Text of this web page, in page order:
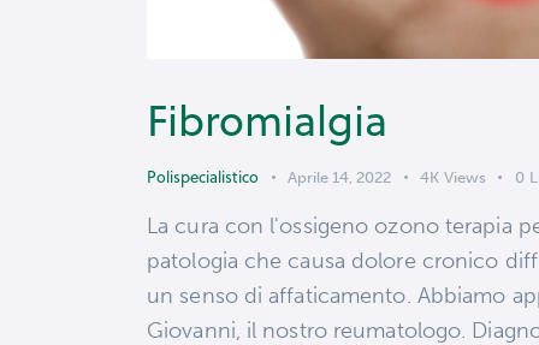
Fibromialgia
Polispecialistico Aprile 14, 2022 4K Views 0
La cura con l'ossigeno ozono terapia
patologia che causa dolore cronico
un senso di affaticamento. Abbiamo
Giovanni, il nostro reumatologo.